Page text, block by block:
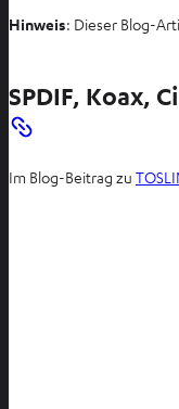
Hinweis: Dieser Blog-
SPDIF, Koax,
Im Blog-Beitrag zu